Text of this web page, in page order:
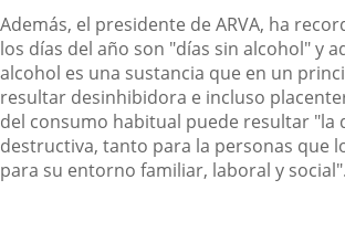
Además, el presidente de ARVA, ha
los días del año son "días sin alcohol" y
alcohol es una sustancia que en un
resultar desinhibidora e incluso
del consumo habitual puede resultar "la
destructiva, tanto para la personas que
para su entorno familiar, laboral y social".